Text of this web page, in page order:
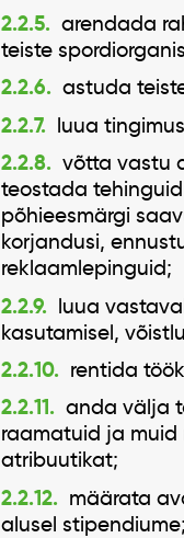
arendada
teiste
astuda
luua
võtta vastu
teostada
põhieesmärgi
korjandusi,
reklaamlepinguid;
luua
kasutamisel,
rentida
anda välja
raamatuid ja
atribuutikat;
määrata
alusel stipendiume;